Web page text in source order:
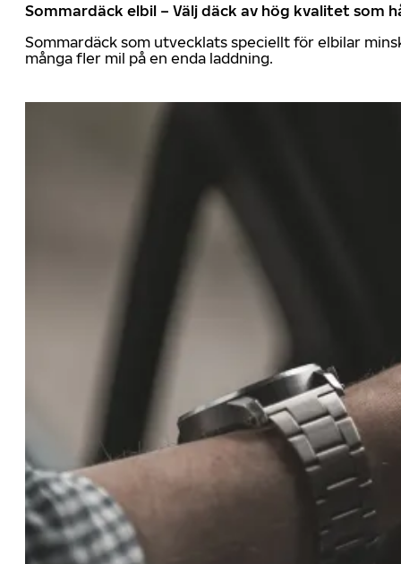
Sommardäck elbil – Välj däck av hög kvalitet som
Sommardäck som utvecklats speciellt för elbilar
många fler mil på en enda laddning.